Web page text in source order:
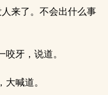
来了。不会出什么事
牙，说道。
喊道。